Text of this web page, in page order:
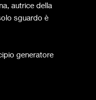
autrice della
sguardo è
generatore